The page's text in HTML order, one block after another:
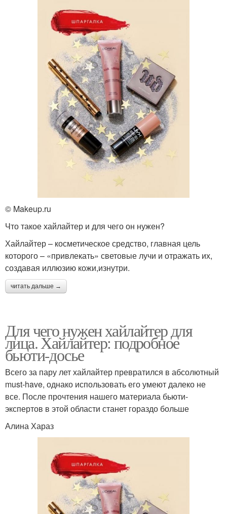
© Makeup.ru
Что такое хайлайтер и для чего он нужен?
Хайлайтер – косметическое средство, главная цель
которого – «привлекать» световые лучи и отражать их,
создавая иллюзию кожи,изнутри.
читать дальше →
Для чего нужен хайлайтер для
лица. Хайлайтер: подробное
бьюти-досье
Всего за пару лет хайлайтер превратился в абсолютный
must-have, однако использовать его умеют далеко не
все. После прочтения нашего материала бьюти-
экспертов в этой области станет гораздо больше
Алина Хараз